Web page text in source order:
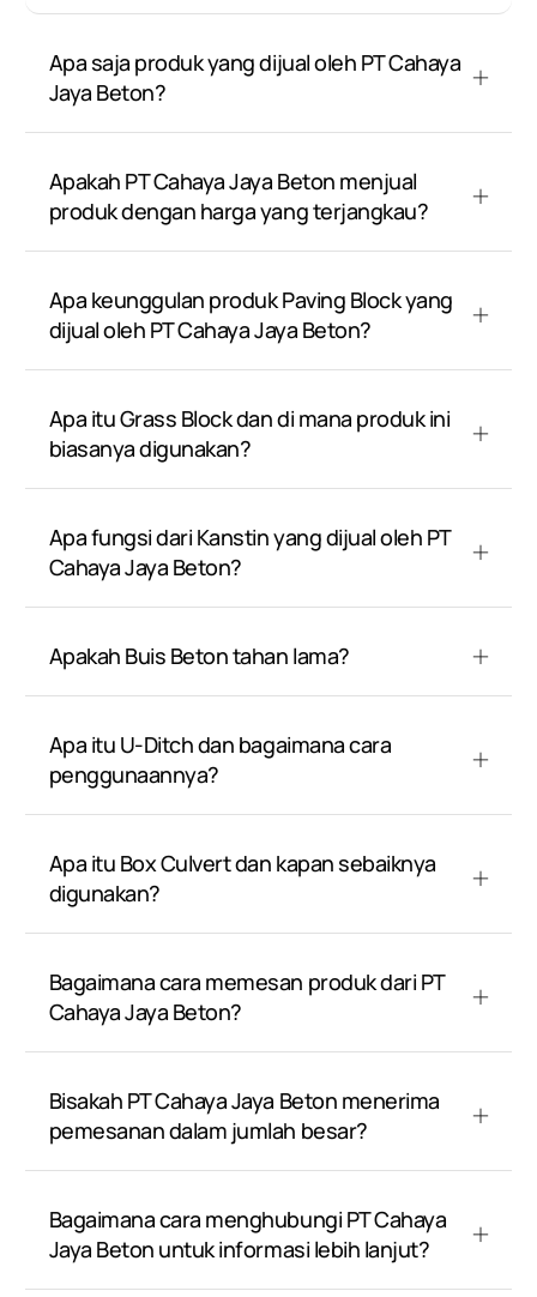
Apa saja produk yang dijual oleh PT Cahaya
Jaya Beton?
Apakah PT Cahaya Jaya Beton menjual
produk dengan harga yang terjangkau?
Apa keunggulan produk Paving Block yang
dijual oleh PT Cahaya Jaya Beton?
Apa itu Grass Block dan di mana produk ini
biasanya digunakan?
Apa fungsi dari Kanstin yang dijual oleh PT
Cahaya Jaya Beton?
Apakah Buis Beton tahan lama?
Apa itu U-Ditch dan bagaimana cara
penggunaannya?
Apa itu Box Culvert dan kapan sebaiknya
digunakan?
Bagaimana cara memesan produk dari PT
Cahaya Jaya Beton?
Bisakah PT Cahaya Jaya Beton menerima
pemesanan dalam jumlah besar?
Bagaimana cara menghubungi PT Cahaya
Jaya Beton untuk informasi lebih lanjut?